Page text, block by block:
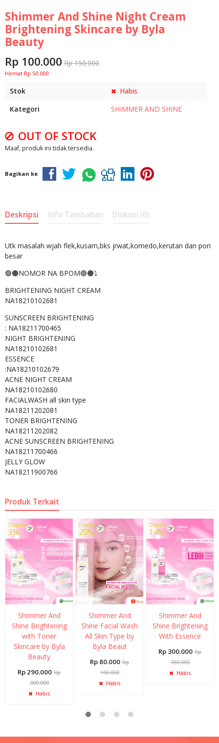
Shimmer And Shine Night Cream
Brightening Skincare by Byla
Beauty
Rp 100.000 Rp 150.000
Hemat Rp 50.000
Stok
Habis
Kategori
SHIMMER AND SHINE
OUT OF STOCK
Maaf, produk ini tidak tersedia.
Bagikan ke
Deskripsi Info Tambahan Diskusi (0)
Utk masalah wjah flek,kusam,bks jrwat,komedo,kerutan dan pori
besar
🟢🟠NOMOR NA BPOM🟢🟠⤵️
BRIGHTENING NIGHT CREAM
NA18210102681
SUNSCREEN BRIGHTENING
: NA18211700465
NIGHT BRIGHTENING
NA18210102681
ESSENCE
:NA18210102679
ACNE NIGHT CREAM
NA18210102680
FACIALWASH all skin type
NA18211202081
TONER BRIGHTENING
NA18211202082
ACNE SUNSCREEN BRIGHTENING
NA18211700466
JELLY GLOW
NA18211900766
Produk Terkait
Diskon
3%
Shimmer And
Shine Brightening
with Toner
Skincare by Byla
Beauty
Rp 290.000 Rp
300.000
Habis
Diskon
20%
Shimmer And
Shine Facial Wash
All Skin Type by
Byla Beaut
Rp 80.000 Rp
100.000
Habis
Diskon
14%
Shimmer And
Shine Brightening
With Essence
Rp 300.000 Rp
350.000
Habis